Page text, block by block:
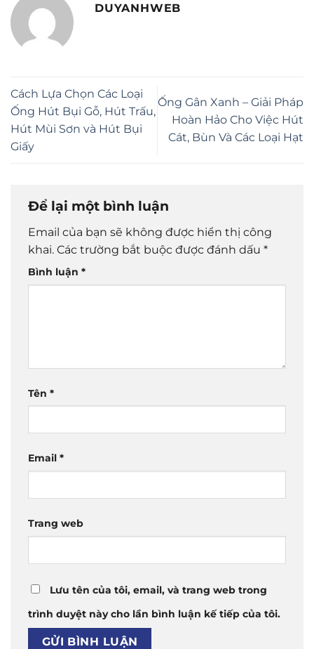
DUYANHWEB
Cách Lựa Chọn Các Loại
Ống Hút Bụi Gỗ, Hút Trấu,
Hút Mùi Sơn và Hút Bụi
Giấy
Ống Gân Xanh – Giải Pháp
Hoàn Hảo Cho Việc Hút
Cát, Bùn Và Các Loại Hạt
Để lại một bình luận
Email của bạn sẽ không được hiển thị công
khai. Các trường bắt buộc được đánh dấu *
Bình luận *
Tên *
Email *
Trang web
Lưu tên của tôi, email, và trang web trong
trình duyệt này cho lần bình luận kế tiếp của tôi.